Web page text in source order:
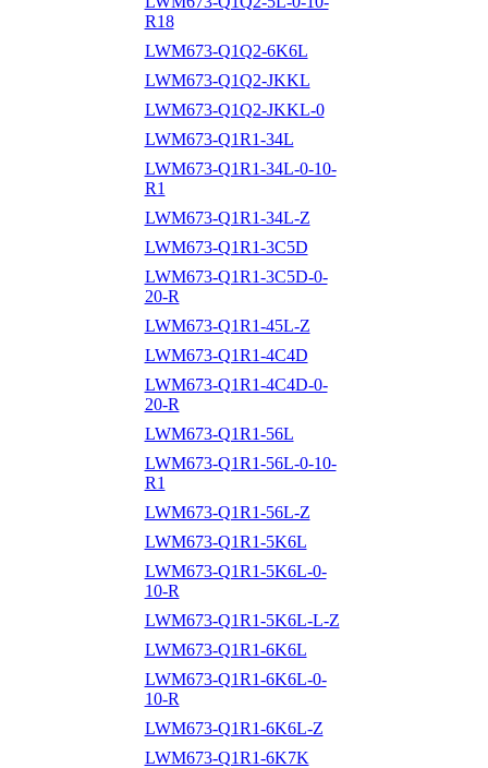
R18
LWM673-Q1Q2-6K6L
LWM673-Q1Q2-JKKL
LWM673-Q1Q2-JKKL-0
LWM673-Q1R1-34L
LWM673-Q1R1-34L-0-10-
R1
LWM673-Q1R1-34L-Z
LWM673-Q1R1-3C5D
LWM673-Q1R1-3C5D-0-
20-R
LWM673-Q1R1-45L-Z
LWM673-Q1R1-4C4D
LWM673-Q1R1-4C4D-0-
20-R
LWM673-Q1R1-56L
LWM673-Q1R1-56L-0-10-
R1
LWM673-Q1R1-56L-Z
LWM673-Q1R1-5K6L
LWM673-Q1R1-5K6L-0-
10-R
LWM673-Q1R1-5K6L-L-Z
LWM673-Q1R1-6K6L
LWM673-Q1R1-6K6L-0-
10-R
LWM673-Q1R1-6K6L-Z
LWM673-Q1R1-6K7K